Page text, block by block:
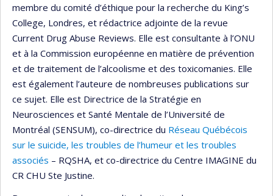
membre du comité d’éthique pour la recherche du King’s
College, Londres, et rédactrice adjointe de la revue
Current Drug Abuse Reviews. Elle est consultante à l’ONU
et à la Commission européenne en matière de prévention
et de traitement de l’alcoolisme et des toxicomanies. Elle
est également l’auteure de nombreuses publications sur
ce sujet. Elle est Directrice de la Stratégie en
Neurosciences et Santé Mentale de l’Université de
Montréal (SENSUM), co-directrice du Réseau Québécois
sur le suicide, les troubles de l’humeur et les troubles
associés – RQSHA, et co-directrice du Centre IMAGINE du
CR CHU Ste Justine.